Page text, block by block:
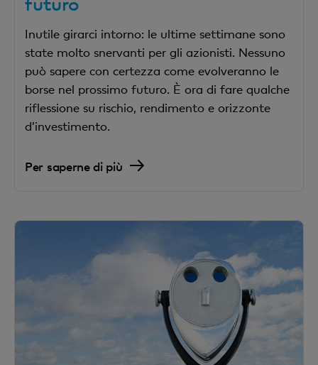
Inutile girarci intorno: le ultime settimane sono
state molto snervanti per gli azionisti. Nessuno
può sapere con certezza come evolveranno le
borse nel prossimo futuro. È ora di fare qualche
riflessione su rischio, rendimento e orizzonte
d’investimento.
Per saperne di più